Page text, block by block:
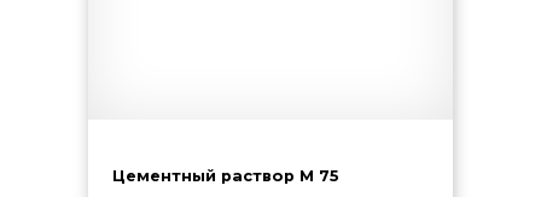
Цементный раствор М 75